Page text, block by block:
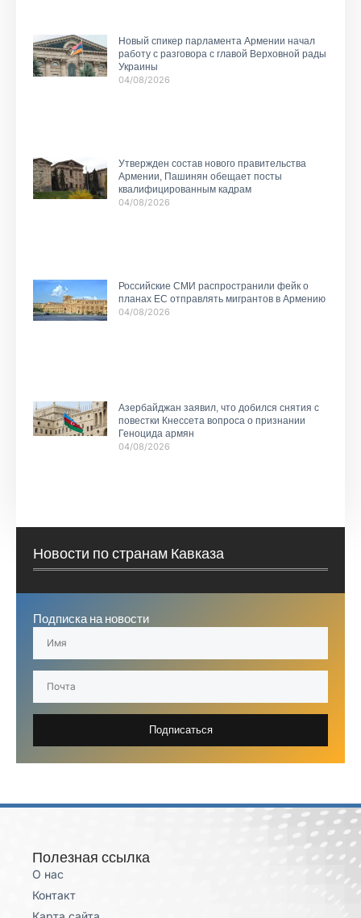
Новый спикер парламента Армении начал
работу с разговора с главой Верховной рады
Украины
04/08/2026
Утвержден состав нового правительства
Армении, Пашинян обещает посты
квалифицированным кадрам
04/08/2026
Российские СМИ распространили фейк о
планах ЕС отправлять мигрантов в Армению
04/08/2026
Азербайджан заявил, что добился снятия с
повестки Кнессета вопроса о признании
Геноцида армян
04/08/2026
Новости по странам Кавказа
Подписка на новости
Подписаться
Полезная ссылка
О нас
Контакт